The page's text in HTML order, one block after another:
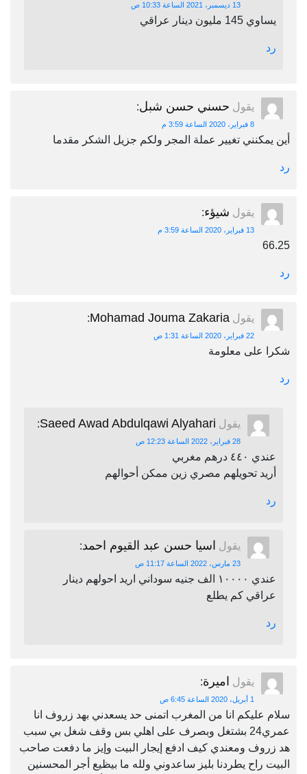
13 ديسمبر، 2021 الساعة 10:33 ص
يساوي 145 مليون دينار عراقي
رد
يقول حسني حسن شبل:
8 فبراير، 2020 الساعة 3:59 م
أين يمكنني تغيير عملة المجر ولكم جزيل الشكر مقدما
رد
يقول شيؤء:
13 فبراير، 2020 الساعة 3:59 م
66.25
رد
يقول Mohamad Jouma Zakaria
:
22 فبراير، 2020 الساعة 1:31 ص
شكرا على معلومة
رد
يقول Saeed Awad Abdulqawi Alyahari
:
28 فبراير، 2022 الساعة 12:23 ص
عندي ٤٤٠ درهم مغربي
أريد تحويلهم مصري زين ممكن أحوالهم
رد
يقول اسيا حسن عبد القيوم احمد:
23 مارس، 2022 الساعة 11:17 ص
عندي ١٠٠٠٠ الف جنيه سوداني اريد احولهم دينار
عراقي كم يطلع
رد
يقول اميرة:
1 أبريل، 2020 الساعة 6:45 ص
سلام عليكم انا من المغرب اتمنى حد يسعدني بهد زروف انا
عمري24 بشتغل وبصرف على اهلي بس وقف شغل بي سبب
هد زروف ومعندي كيف ادفع إيجار البيت وإيز ما دفعت صاحب
البيت راح يطردنا بليز ساعدوني ولله ما بيظيع أجر المحسنين